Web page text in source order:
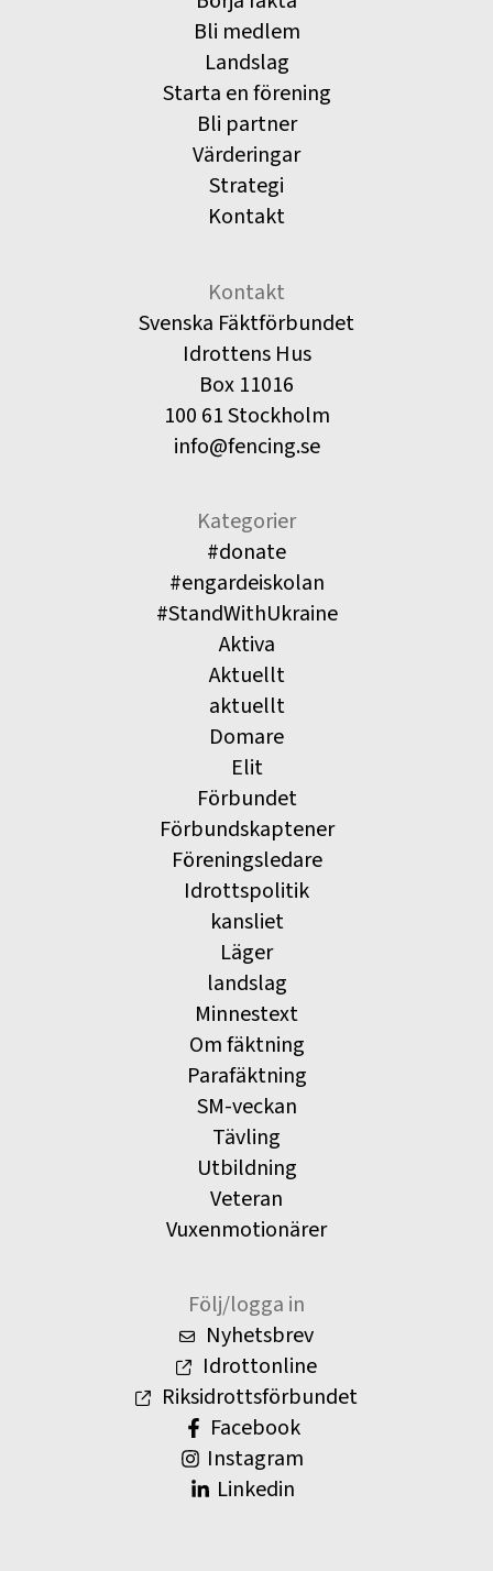
Bli medlem
Landslag
Starta en förening
Bli partner
Värderingar
Strategi
Kontakt
Kontakt
Svenska Fäktförbundet
Idrottens Hus
Box 11016
100 61 Stockholm
info@fencing.se
Kategorier
#donate
#engardeiskolan
#StandWithUkraine
Aktiva
Aktuellt
aktuellt
Domare
Elit
Förbundet
Förbundskaptener
Föreningsledare
Idrottspolitik
kansliet
Läger
landslag
Minnestext
Om fäktning
Parafäktning
SM-veckan
Tävling
Utbildning
Veteran
Vuxenmotionärer
Följ/logga in
Nyhetsbrev
Idrottonline
Riksidrottsförbundet
Facebook
Instagram
Linkedin